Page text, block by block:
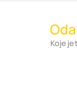
Koje